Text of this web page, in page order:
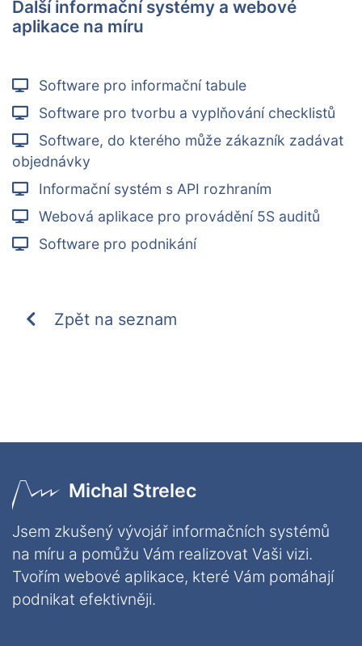
Další informační systémy a webové
aplikace na míru
Software pro informační tabule
Software pro tvorbu a vyplňování checklistů
Software, do kterého může zákazník zadávat
objednávky
Informační systém s API rozhraním
Webová aplikace pro provádění 5S auditů
Software pro podnikání
Zpět na seznam
Michal Strelec
Jsem zkušený vývojář informačních systémů
na míru a pomůžu Vám realizovat Vaši vizi.
Tvořím webové aplikace, které Vám pomáhají
podnikat efektivněji.